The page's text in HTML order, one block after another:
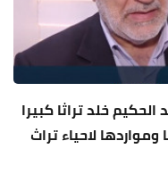
خلد تراثا كبيرا
لاحياء تراث